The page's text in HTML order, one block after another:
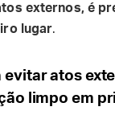
externos, é
lugar.
evitar atos
limpo em